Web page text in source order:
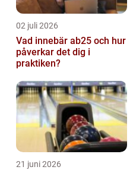
02 juli 2026
Vad innebär ab25 och hur
påverkar det dig i
praktiken?
21 juni 2026